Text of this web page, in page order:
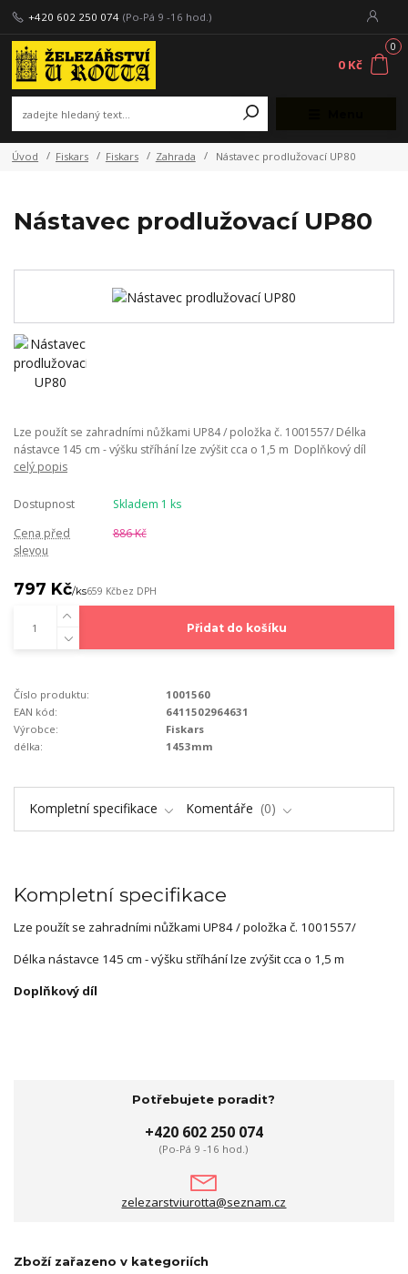
+420 602 250 074 (Po-Pá 9 -16 hod.)
0
0 Kč
Úvod Fiskars Fiskars Zahrada Nástavec prodlužovací UP80
Nástavec prodlužovací UP80
Lze použít se zahradními nůžkami UP84 / položka č. 1001557/ Délka
nástavce 145 cm - výšku stříhání lze zvýšit cca o 1,5 m Doplňkový díl
celý popis
Dostupnost
Skladem 1 ks
Cena před
slevou
886 Kč
797 Kč/ks659 Kčbez DPH
Přidat do košíku
Číslo produktu:
1001560
EAN kód:
6411502964631
Výrobce:
Fiskars
délka:
1453mm
Kompletní specifikace Komentáře 0
Kompletní specifikace
Lze použít se zahradními nůžkami UP84 / položka č. 1001557/
Délka nástavce 145 cm - výšku stříhání lze zvýšit cca o 1,5 m
Doplňkový díl
Potřebujete poradit?
+420 602 250 074
(Po-Pá 9 -16 hod.)
zelezarstviurotta@seznam.cz
Zboží zařazeno v kategoriích